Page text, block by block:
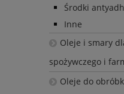
Środki
Inne
Oleje i smary
spożywczego i
Oleje do